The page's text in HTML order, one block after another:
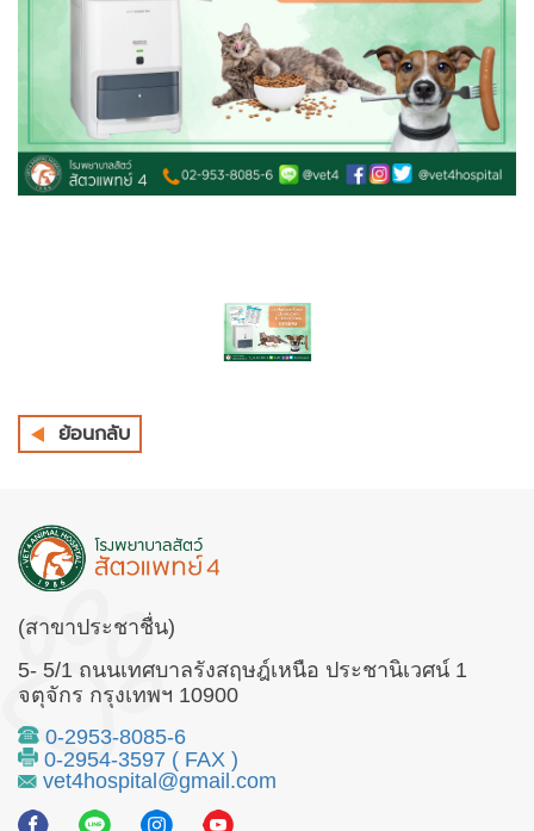
ย้อนกลับ
(สาขาประชาชื่น)
5- 5/1 ถนนเทศบาลรังสฤษฎ์เหนือ ประชานิเวศน์ 1
จตุจักร กรุงเทพฯ 10900
0-2953-8085-6
0-2954-3597 ( FAX )
vet4hospital@gmail.com